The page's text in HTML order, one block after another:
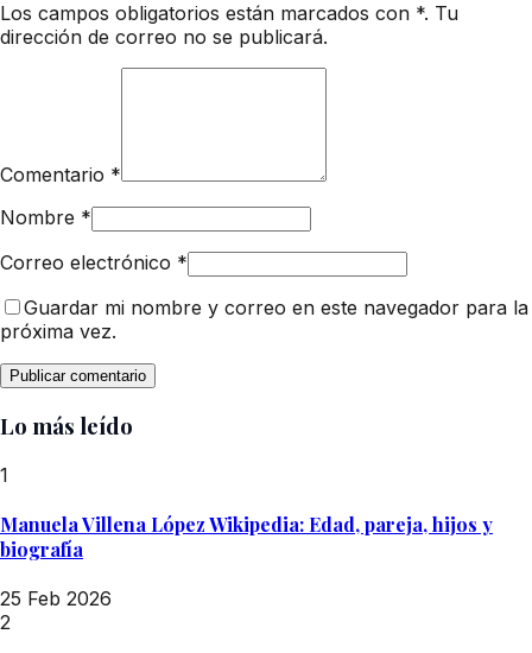
Los campos obligatorios están marcados con *. Tu
dirección de correo no se publicará.
Comentario *
Nombre *
Correo electrónico *
Guardar mi nombre y correo en este navegador para la
próxima vez.
Lo más leído
1
Manuela Villena López Wikipedia: Edad, pareja, hijos y
biografía
25 Feb 2026
2